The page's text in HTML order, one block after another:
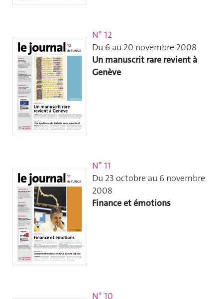
N° 12
Du 6 au 20 novembre 2008
Un manuscrit rare revient à
Genève
N° 11
Du 23 octobre au 6 novembre
2008
Finance et émotions
N° 10